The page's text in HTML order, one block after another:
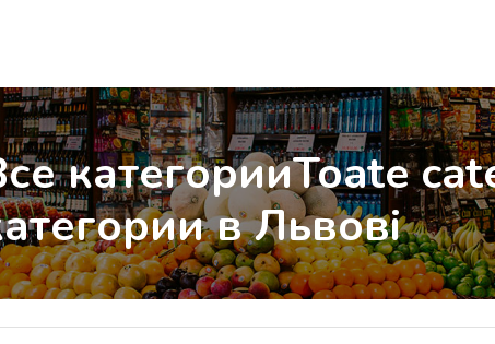
категорииToate
в Львові